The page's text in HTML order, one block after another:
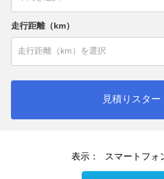
走行距離（km）
見積りスター
表示： スマートフォ